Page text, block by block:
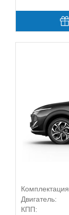
Двигатель:
КПП: